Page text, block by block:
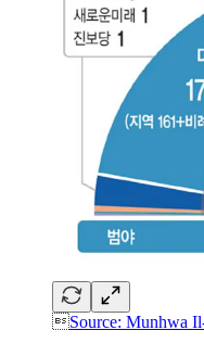
Source: Munhwa